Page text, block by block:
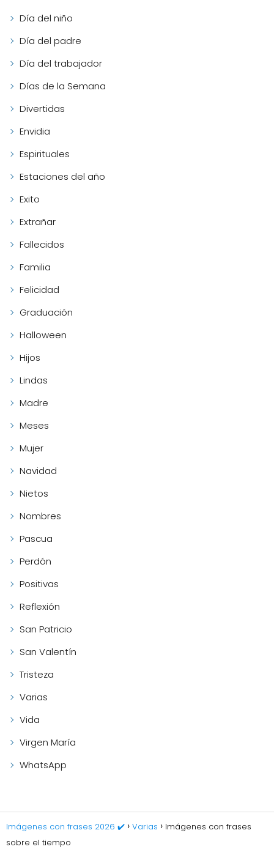
Día del niño
Día del padre
Día del trabajador
Días de la Semana
Divertidas
Envidia
Espirituales
Estaciones del año
Exito
Extrañar
Fallecidos
Familia
Felicidad
Graduación
Halloween
Hijos
Lindas
Madre
Meses
Mujer
Navidad
Nietos
Nombres
Pascua
Perdón
Positivas
Reflexión
San Patricio
San Valentín
Tristeza
Varias
Vida
Virgen María
WhatsApp
Imágenes con frases 2026 ✔️ Varias
Imágenes con frases
sobre el tiempo